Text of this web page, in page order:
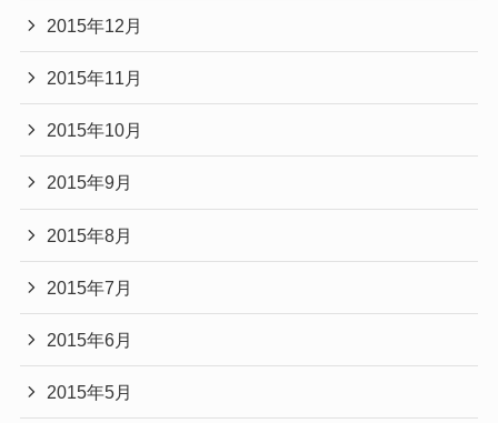
2015年12月
2015年11月
2015年10月
2015年9月
2015年8月
2015年7月
2015年6月
2015年5月